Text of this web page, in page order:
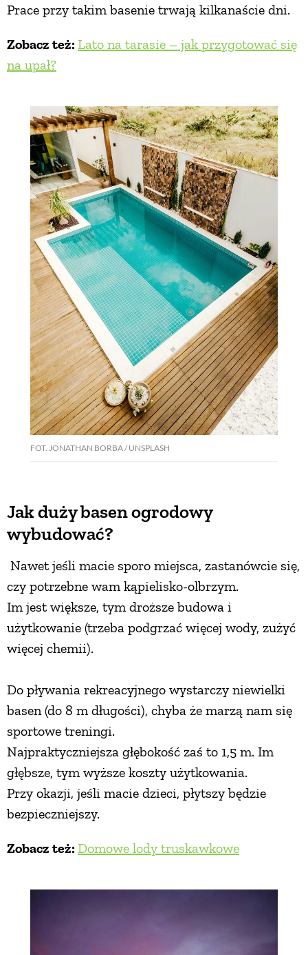
Prace przy takim basenie trwają kilkanaście dni.
Zobacz też: Lato na tarasie – jak przygotować się
na upał?
FOT. JONATHAN BORBA / UNSPLASH
Jak duży basen ogrodowy
wybudować?
Nawet jeśli macie sporo miejsca, zastanówcie się,
czy potrzebne wam kąpielisko-olbrzym.
Im jest większe, tym droższe budowa i
użytkowanie (trzeba podgrzać więcej wody, zużyć
więcej chemii).
Do pływania rekreacyjnego wystarczy niewielki
basen (do 8 m długości), chyba że marzą nam się
sportowe treningi.
Najpraktyczniejsza głębokość zaś to 1,5 m. Im
głębsze, tym wyższe koszty użytkowania.
Przy okazji, jeśli macie dzieci, płytszy będzie
bezpieczniejszy.
Zobacz też: Domowe lody truskawkowe